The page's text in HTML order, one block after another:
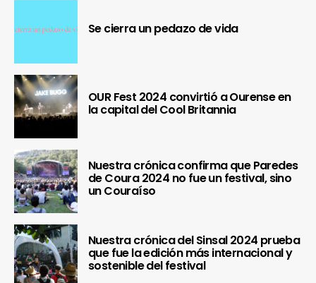
Se cierra un pedazo de vida
OUR Fest 2024 convirtió a Ourense en
la capital del Cool Britannia
Nuestra crónica confirma que Paredes
de Coura 2024 no fue un festival, sino
un Couraíso
Nuestra crónica del Sinsal 2024 prueba
que fue la edición más internacional y
sostenible del festival